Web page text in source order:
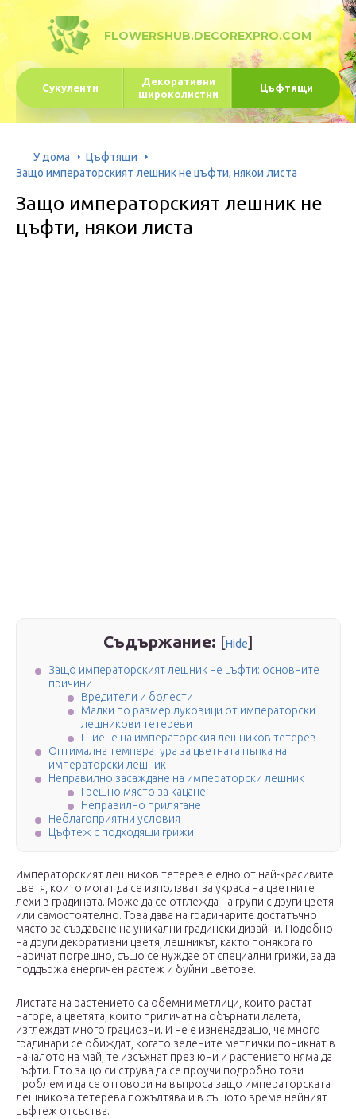
FLOWERSHUB.DECOREXPRO.COM
Сукуленти
Декоративни
широколистни
Цъфтящи
У дома
Цъфтящи
Защо императорският лешник не цъфти, някои листа
Защо императорският лешник не
цъфти, някои листа
Съдържание: [Hide]
Защо императорският лешник не цъфти: основните
причини
Вредители и болести
Малки по размер луковици от императорски
лешникови тетереви
Гниене на императорския лешников тетерев
Оптимална температура за цветната пъпка на
императорски лешник
Неправилно засаждане на императорски лешник
Грешно място за кацане
Неправилно прилягане
Неблагоприятни условия
Цъфтеж с подходящи грижи
Императорският лешников тетерев е едно от най-красивите
цветя, които могат да се използват за украса на цветните
лехи в градината. Може да се отглежда на групи с други цветя
или самостоятелно. Това дава на градинарите достатъчно
място за създаване на уникални градински дизайни. Подобно
на други декоративни цветя, лешникът, както понякога го
наричат ​​погрешно, също се нуждае от специални грижи, за да
поддържа енергичен растеж и буйни цветове.
Листата на растението са обемни метлици, които растат
нагоре, а цветята, които приличат на обърнати лалета,
изглеждат много грациозни. И не е изненадващо, че много
градинари се обиждат, когато зелените метлички поникнат в
началото на май, те изсъхнат през юни и растението няма да
цъфти. Ето защо си струва да се проучи подробно този
проблем и да се отговори на въпроса защо императорската
лешникова тетерева пожълтява и в същото време нейният
цъфтеж отсъства.